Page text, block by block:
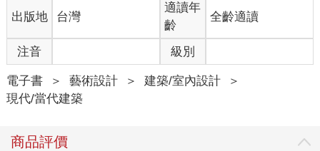
出版地 台灣
適讀年
齡
全齡適讀
注音 級別
電子書 ＞ 藝術設計 ＞ 建築/室內設計
＞
現代/當代建築
商品評價